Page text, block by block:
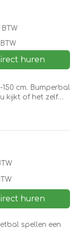
BTW
huren
cm. Bumperbal
kijkt of het zelf
en je bent
huren
spellen een